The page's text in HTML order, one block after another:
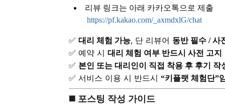
리뷰 링크는 아래 카카오톡으로 제출
https://pf.kakao.com/_axmdxlG/chat
✅ 대리 체험 가능, 단 리뷰어 동반 필수 / 사
✅ 예약 시 대리 체험 여부 반드시 사전 고지
✅ 본인 또는 대리인이 직접 착용 후 후기 작
✅ 서비스 이용 시 반드시 “키플랫 체험단”
◼️ 포스팅 작성 가이드